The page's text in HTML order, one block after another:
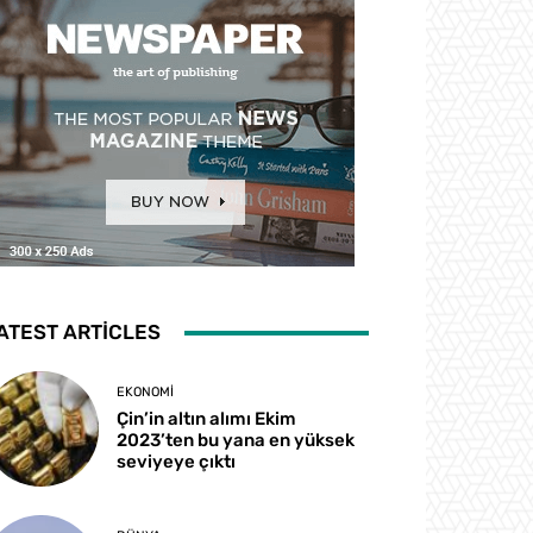
ARTICLES
EKONOMI
Çin’in altın alımı Ekim
2023’ten bu yana en yüksek
seviyeye çıktı